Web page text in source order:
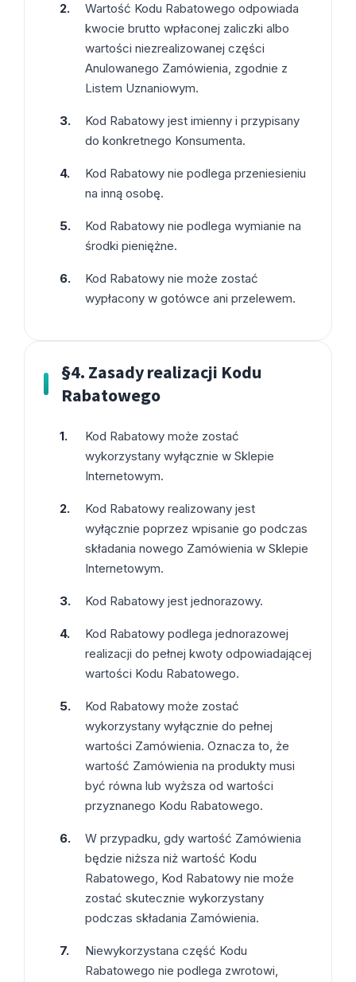
Wartość Kodu Rabatowego odpowiada
kwocie brutto wpłaconej zaliczki albo
wartości niezrealizowanej części
Anulowanego Zamówienia, zgodnie z
Listem Uznaniowym.
Kod Rabatowy jest imienny i przypisany
do konkretnego Konsumenta.
Kod Rabatowy nie podlega przeniesieniu
na inną osobę.
Kod Rabatowy nie podlega wymianie na
środki pieniężne.
Kod Rabatowy nie może zostać
wypłacony w gotówce ani przelewem.
§4. Zasady realizacji Kodu
Rabatowego
Kod Rabatowy może zostać
wykorzystany wyłącznie w Sklepie
Internetowym.
Kod Rabatowy realizowany jest
wyłącznie poprzez wpisanie go podczas
składania nowego Zamówienia w Sklepie
Internetowym.
Kod Rabatowy jest jednorazowy.
Kod Rabatowy podlega jednorazowej
realizacji do pełnej kwoty odpowiadającej
wartości Kodu Rabatowego.
Kod Rabatowy może zostać
wykorzystany wyłącznie do pełnej
wartości Zamówienia. Oznacza to, że
wartość Zamówienia na produkty musi
być równa lub wyższa od wartości
przyznanego Kodu Rabatowego.
W przypadku, gdy wartość Zamówienia
będzie niższa niż wartość Kodu
Rabatowego, Kod Rabatowy nie może
zostać skutecznie wykorzystany
podczas składania Zamówienia.
Niewykorzystana część Kodu
Rabatowego nie podlega zwrotowi,